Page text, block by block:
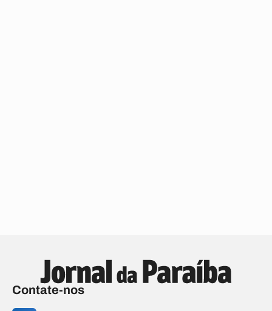
Contate-nos